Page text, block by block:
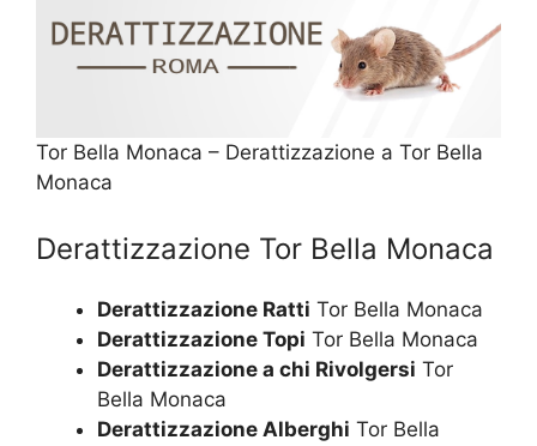
Tor Bella Monaca – Derattizzazione a Tor Bella
Monaca
Derattizzazione Tor Bella Monaca
Derattizzazione Ratti Tor Bella Monaca
Derattizzazione Topi Tor Bella Monaca
Derattizzazione a chi Rivolgersi Tor
Bella Monaca
Derattizzazione Alberghi Tor Bella